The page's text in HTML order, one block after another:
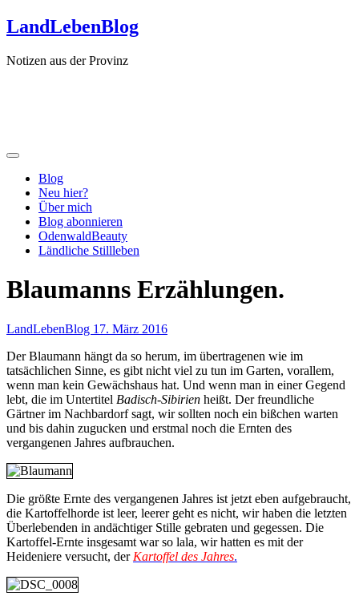
Zum
Inhalt
LandLebenBlog
Notizen aus der Provinz
Blog
Neu hier?
Über mich
Blog abonnieren
OdenwaldBeauty
Ländliche Stillleben
Blaumanns Erzählungen.
LandLebenBlog 17. März 2016
Der Blaumann hängt da so herum, im übertragenen wie im
tatsächlichen Sinne, es gibt nicht viel zu tun im Garten, vorallem,
wenn man kein Gewächshaus hat. Und wenn man in einer Gegend
lebt, die im Untertitel Badisch-Sibirien heißt. Der freundliche
Gärtner im Nachbardorf sagt, wir sollten noch ein bißchen warten
und bis dahin zugucken und erstmal noch die Ernten des
vergangenen Jahres aufbrauchen.
Die größte Ernte des vergangenen Jahres ist jetzt eben aufgebraucht,
die Kartoffelhorde ist leer, leerer geht es nicht, wir haben die letzten
Überlebenden in andächtiger Stille gebraten und gegessen. Die
Kartoffel-Ernte insgesamt war so lala, wir hatten es mit der
Heideniere versucht, der Kartoffel des Jahres.